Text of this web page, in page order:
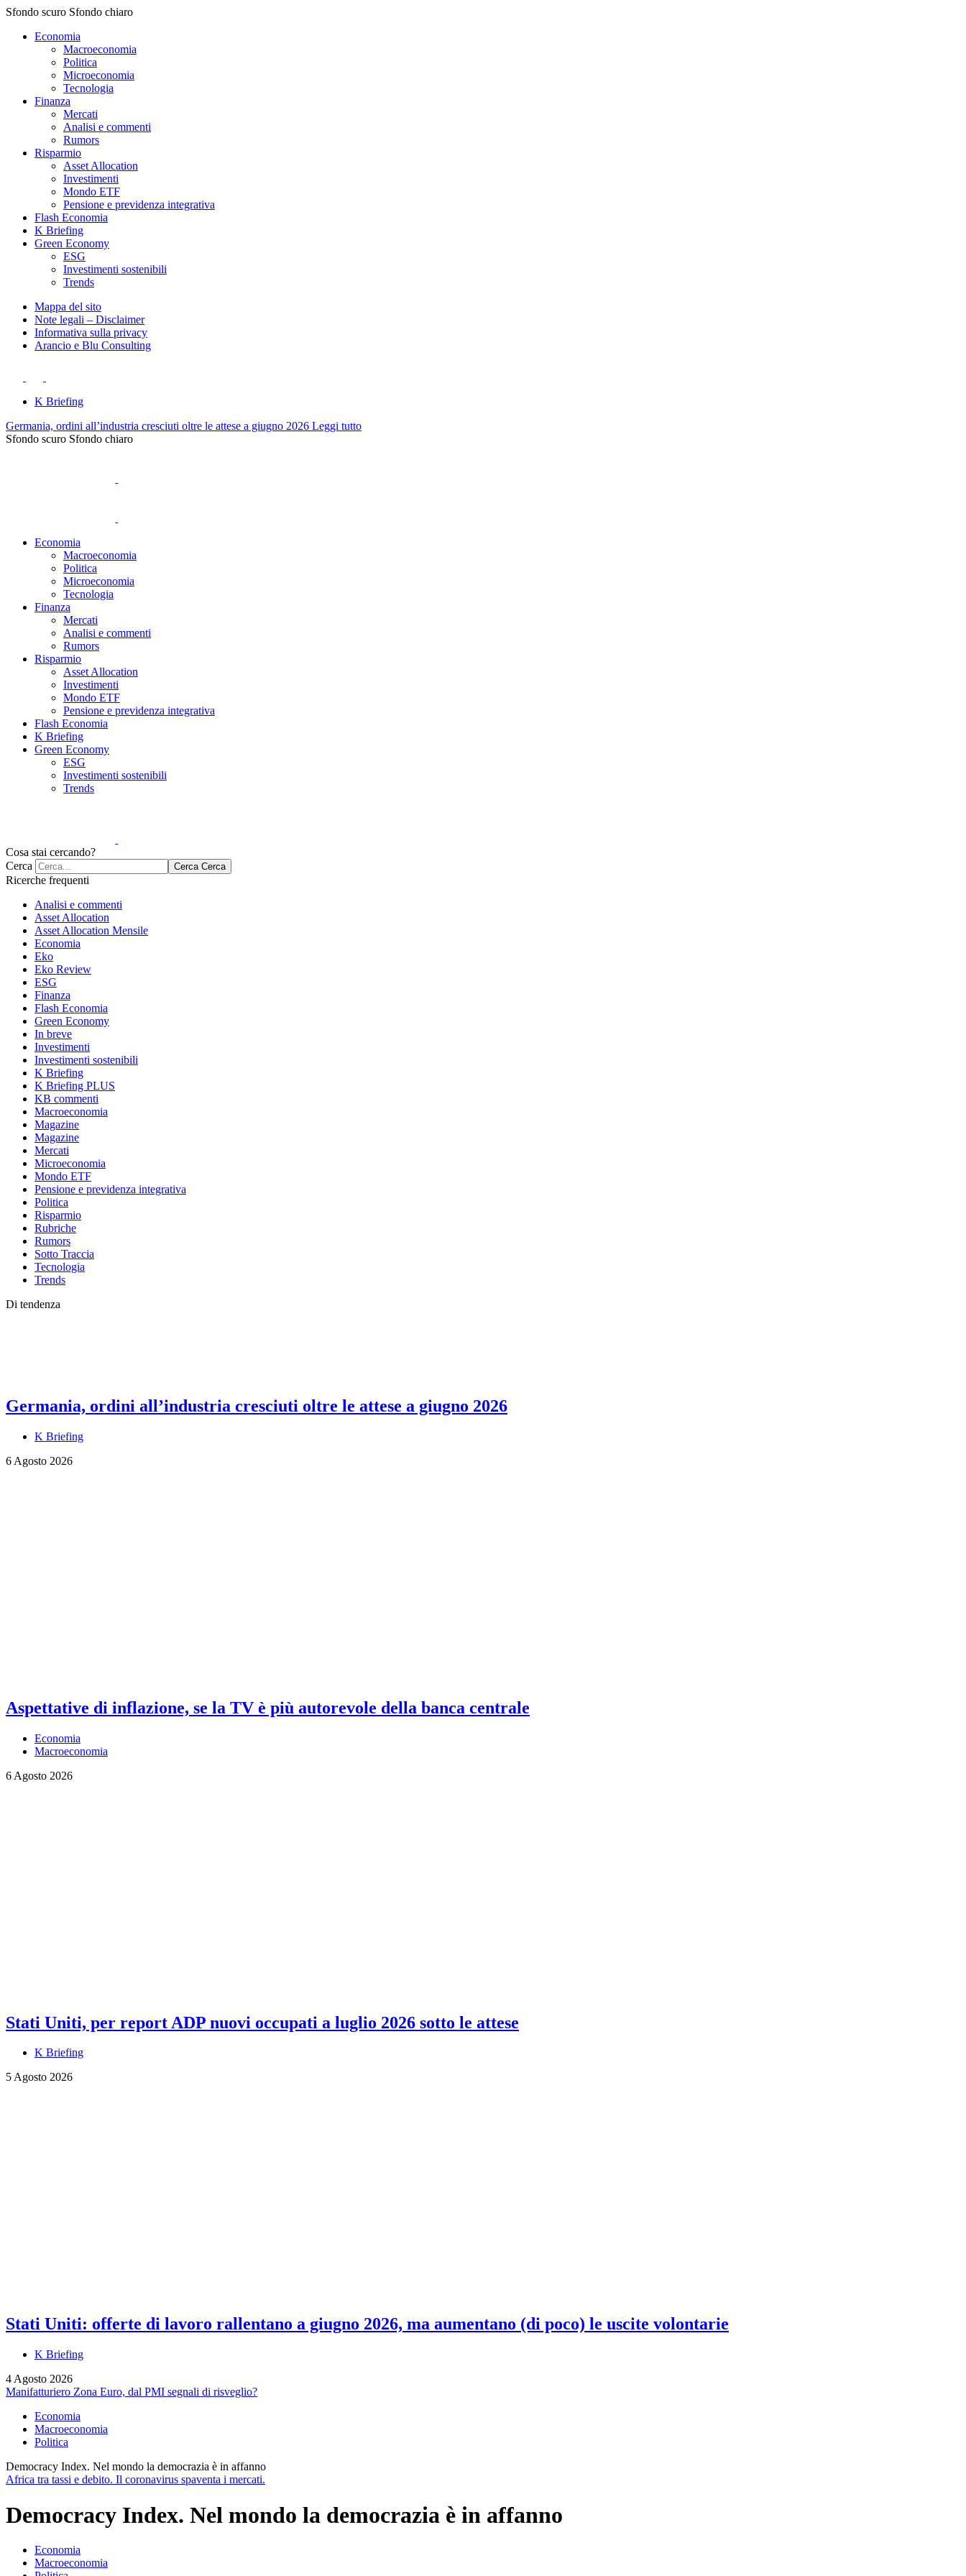
Sfondo scuro Sfondo chiaro
Economia
Macroeconomia
Politica
Microeconomia
Tecnologia
Finanza
Mercati
Analisi e commenti
Rumors
Risparmio
Asset Allocation
Investimenti
Mondo ETF
Pensione e previdenza integrativa
Flash Economia
K Briefing
Green Economy
ESG
Investimenti sostenibili
Trends
Mappa del sito
Note legali – Disclaimer
Informativa sulla privacy
Arancio e Blu Consulting
K Briefing
Germania, ordini all’industria cresciuti oltre le attese a giugno 2026 Leggi tutto
Sfondo scuro Sfondo chiaro
Economia
Macroeconomia
Politica
Microeconomia
Tecnologia
Finanza
Mercati
Analisi e commenti
Rumors
Risparmio
Asset Allocation
Investimenti
Mondo ETF
Pensione e previdenza integrativa
Flash Economia
K Briefing
Green Economy
ESG
Investimenti sostenibili
Trends
Cosa stai cercando?
Cerca
Cerca Cerca
Ricerche frequenti
Analisi e commenti
Asset Allocation
Asset Allocation Mensile
Economia
Eko
Eko Review
ESG
Finanza
Flash Economia
Green Economy
In breve
Investimenti
Investimenti sostenibili
K Briefing
K Briefing PLUS
KB commenti
Macroeconomia
Magazine
Magazine
Mercati
Microeconomia
Mondo ETF
Pensione e previdenza integrativa
Politica
Risparmio
Rubriche
Rumors
Sotto Traccia
Tecnologia
Trends
Di tendenza
Germania, ordini all’industria cresciuti oltre le attese a giugno 2026
K Briefing
6 Agosto 2026
Aspettative di inflazione, se la TV è più autorevole della banca centrale
Economia
Macroeconomia
6 Agosto 2026
Stati Uniti, per report ADP nuovi occupati a luglio 2026 sotto le attese
K Briefing
5 Agosto 2026
Stati Uniti: offerte di lavoro rallentano a giugno 2026, ma aumentano (di poco) le uscite volontarie
K Briefing
4 Agosto 2026
Manifatturiero Zona Euro, dal PMI segnali di risveglio?
Economia
Macroeconomia
Politica
Democracy Index. Nel mondo la democrazia è in affanno
Africa tra tassi e debito. Il coronavirus spaventa i mercati.
Democracy Index. Nel mondo la democrazia è in affanno
Economia
Macroeconomia